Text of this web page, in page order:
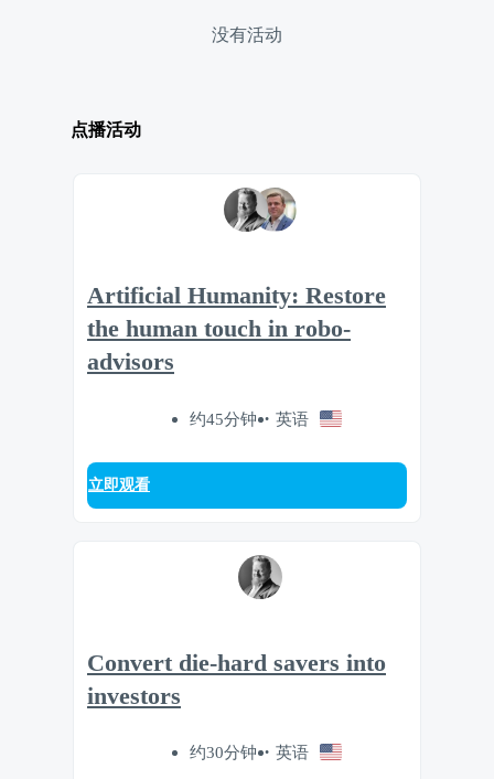
没有活动
点播活动
Artificial Humanity: Restore
the human touch in robo-
advisors
约45分钟 英语
立即观看
Convert die-hard savers into
investors
约30分钟 英语